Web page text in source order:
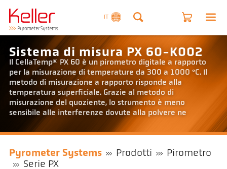
IT
Sistema di misura PX 60-K002
Il CellaTemp® PX 60 è un pirometro digitale a rapporto
per la misurazione di temperature da 300 a 1000 °C. Il
metodo di misurazione a rapporto risponde alla
temperatura superficiale. Grazie al metodo di
misurazione del quoziente, lo strumento è meno
sensibile alle interferenze dovute alla polvere ne
Pyrometer Systems Prodotti
Pirometro
Serie PX